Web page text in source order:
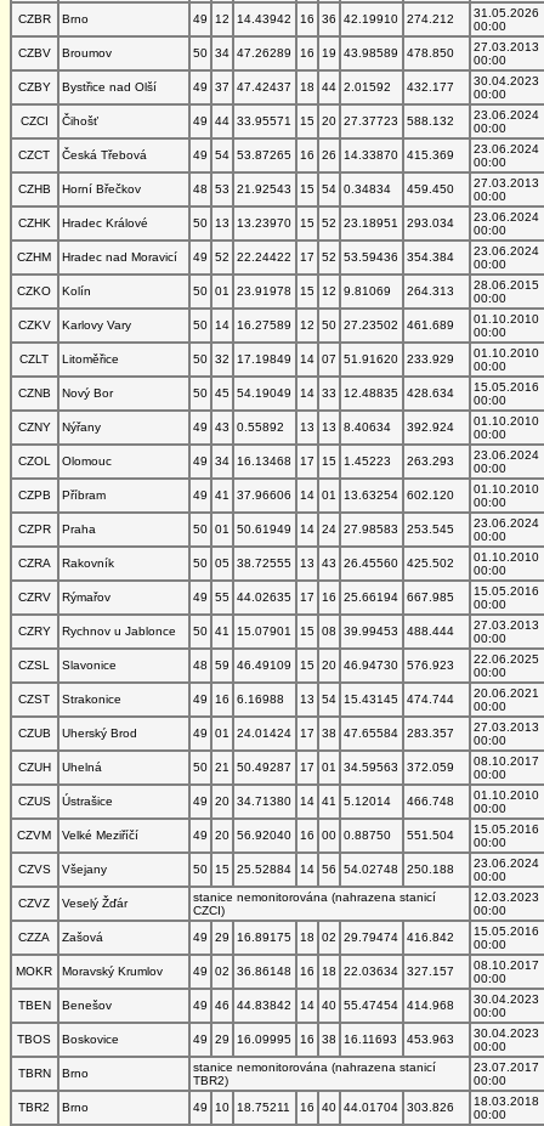
CZBR
Brno 49 12 14.43942 16 36 42.19910 274.212
31.05.2026
00:00
CZBV
Broumov 50 34 47.26289 16 19 43.98589 478.850
27.03.2013
00:00
CZBY
Bystřice nad Olší 49 37 47.42437 18 44 2.01592 432.177
30.04.2023
00:00
CZCI
Čihošť 49 44 33.95571 15 20 27.37723 588.132
23.06.2024
00:00
CZCT
Česká Třebová 49 54 53.87265 16 26 14.33870 415.369
23.06.2024
00:00
CZHB
Horní Břečkov 48 53 21.92543 15 54 0.34834 459.450
27.03.2013
00:00
CZHK
Hradec Králové 50 13 13.23970 15 52 23.18951 293.034
23.06.2024
00:00
CZHM
Hradec nad Moravicí 49 52 22.24422 17 52 53.59436 354.384
23.06.2024
00:00
CZKO
Kolín 50 01 23.91978 15 12 9.81069 264.313
28.06.2015
00:00
CZKV
Karlovy Vary 50 14 16.27589 12 50 27.23502 461.689
01.10.2010
00:00
CZLT
Litoměřice 50 32 17.19849 14 07 51.91620 233.929
01.10.2010
00:00
CZNB
Nový Bor 50 45 54.19049 14 33 12.48835 428.634
15.05.2016
00:00
CZNY
Nýřany 49 43 0.55892 13 13 8.40634 392.924
01.10.2010
00:00
CZOL
Olomouc 49 34 16.13468 17 15 1.45223 263.293
23.06.2024
00:00
CZPB
Příbram 49 41 37.96606 14 01 13.63254 602.120
01.10.2010
00:00
CZPR
Praha 50 01 50.61949 14 24 27.98583 253.545
23.06.2024
00:00
CZRA
Rakovník 50 05 38.72555 13 43 26.45560 425.502
01.10.2010
00:00
CZRV
Rýmařov 49 55 44.02635 17 16 25.66194 667.985
15.05.2016
00:00
CZRY
Rychnov u Jablonce 50 41 15.07901 15 08 39.99453 488.444
27.03.2013
00:00
CZSL
Slavonice 48 59 46.49109 15 20 46.94730 576.923
22.06.2025
00:00
CZST
Strakonice 49 16 6.16988 13 54 15.43145 474.744
20.06.2021
00:00
CZUB
Uherský Brod 49 01 24.01424 17 38 47.65584 283.357
27.03.2013
00:00
CZUH
Uhelná 50 21 50.49287 17 01 34.59563 372.059
08.10.2017
00:00
CZUS
Ústrašice 49 20 34.71380 14 41 5.12014 466.748
01.10.2010
00:00
CZVM
Velké Meziříčí 49 20 56.92040 16 00 0.88750 551.504
15.05.2016
00:00
CZVS
Všejany 50 15 25.52884 14 56 54.02748 250.188
23.06.2024
00:00
CZVZ
Veselý Žďár
stanice nemonitorována (nahrazena stanicí
CZCI)
12.03.2023
00:00
CZZA
Zašová 49 29 16.89175 18 02 29.79474 416.842
15.05.2016
00:00
MOKR
Moravský Krumlov 49 02 36.86148 16 18 22.03634 327.157
08.10.2017
00:00
TBEN
Benešov 49 46 44.83842 14 40 55.47454 414.968
30.04.2023
00:00
TBOS
Boskovice 49 29 16.09995 16 38 16.11693 453.963
30.04.2023
00:00
TBRN
Brno
stanice nemonitorována (nahrazena stanicí
TBR2)
23.07.2017
00:00
TBR2
Brno 49 10 18.75211 16 40 44.01704 303.826
18.03.2018
00:00